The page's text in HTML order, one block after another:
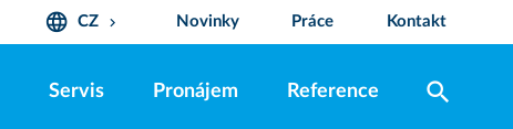
language CZ keyboard_arrow_down Novinky Práce Kontakt
Servis Pronájem Reference search